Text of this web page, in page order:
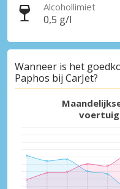
Krijg toegang tot
Alcohollimiet
0,5 g/l
Wanneer is het
Paphos bij CarJet?